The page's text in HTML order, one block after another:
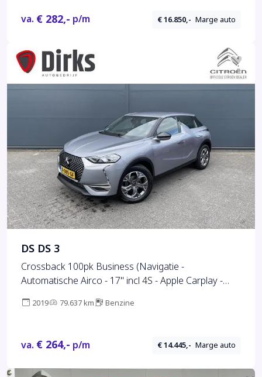
va. € 282,- p/m € 16.850,- Marge auto
DS DS 3
Crossback 100pk Business (Navigatie -
Automatische Airco - 17" incl 4S - Apple Carplay -
2019 79.637 km Benzine
va. € 264,- p/m € 14.445,- Marge auto